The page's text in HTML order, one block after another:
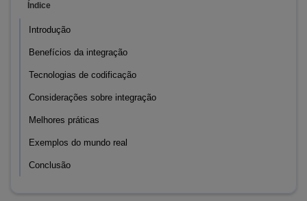
Índice
Introdução
Benefícios da integração
Tecnologias de codificação
Considerações sobre integração
Melhores práticas
Exemplos do mundo real
Conclusão